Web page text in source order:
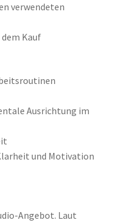
verwendeten
Kauf
Ausrichtung im
und Motivation
Angebot. Laut